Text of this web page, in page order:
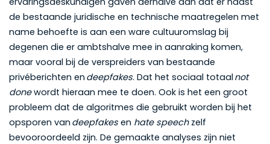
de bestaande juridische en technische maatregelen met
name behoefte is aan een ware cultuuromslag bij
degenen die er ambtshalve mee in aanraking komen,
maar vooral bij de verspreiders van bestaande
privéberichten en deepfakes. Dat het sociaal totaal not
donewordt hieraan mee te doen. Ook is het een groot
probleem dat de algoritmes die gebruikt worden bij het
opsporen van deepfakes en hate speechzelf
bevooroordeeld zijn. De gemaakte analyses zijn niet